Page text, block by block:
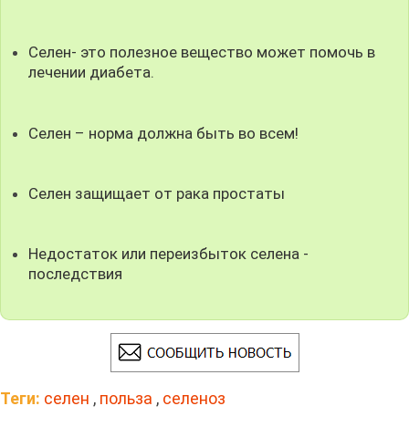
Селен- это полезное вещество может помочь в
лечении диабета.
Селен – норма должна быть во всем!
Селен защищает от рака простаты
Недостаток или переизбыток селена -
последствия
Теги: селен , польза , селеноз